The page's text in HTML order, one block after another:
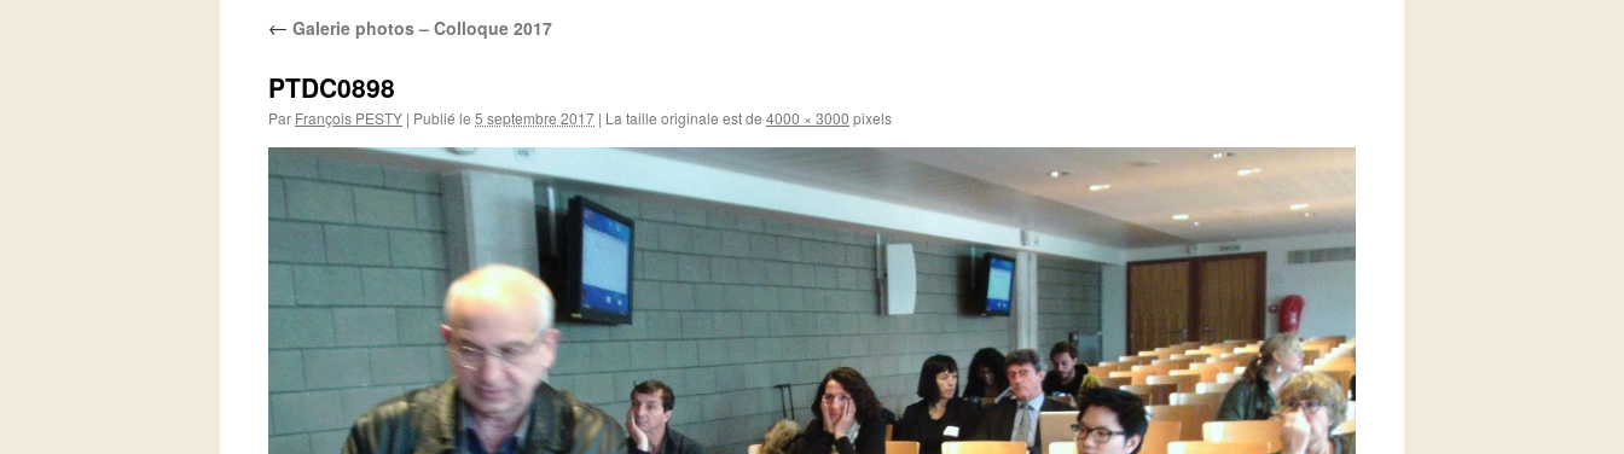
← Galerie photos – Colloque 2017
PTDC0898
Par François PESTY | Publié le 5 septembre 2017 | La taille originale est de 4000 × 3000 pixels